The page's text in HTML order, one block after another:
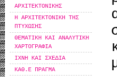
ΑΡΧΙΤΕΚΤΟΝΙΚΗΣ
Η ΑΡΧΙΤΕΚΤΟΝΙΚΗ ΤΗΣ
ΠΤΥΧΩΣΗΣ
ΘΕΜΑΤΙΚΗ ΚΑΙ ΑΝΑΛΥΤΙΚΗ
ΧΑΡΤΟΓΡΑΦΙΑ
ΙΧΝΗ ΚΑΙ ΣΧΕΔΙΑ
ΚΑΘ.Ε ΠΡΑΓΜΑ